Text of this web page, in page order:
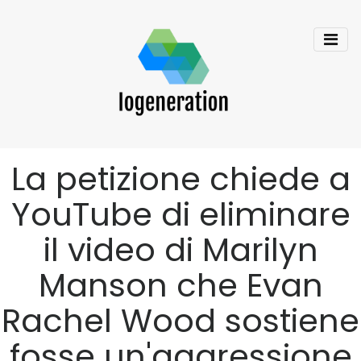
La petizione chiede a
YouTube di eliminare
il video di Marilyn
Manson che Evan
Rachel Wood sostiene